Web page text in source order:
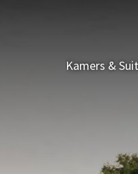
Kamers &